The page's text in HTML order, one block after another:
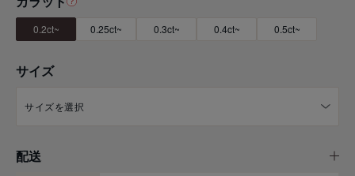
0.2ct~ 0.25ct~ 0.3ct~ 0.4ct~ 0.5ct~
サイズ
配送